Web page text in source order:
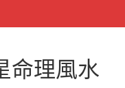
命理風水